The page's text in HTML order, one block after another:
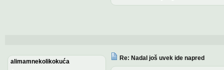
alimamnekolikokuća
Re: Nadal još uvek ide napred